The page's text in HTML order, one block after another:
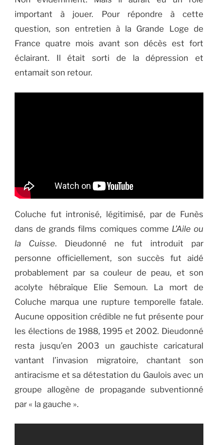
important à jouer. Pour répondre à cette
question, son entretien à la Grande Loge de
France quatre mois avant son décès est fort
éclairant. Il était sorti de la dépression et
entamait son retour.
Coluche fut intronisé, légitimisé, par de Funès
dans de grands films comiques comme L’Aile ou
la Cuisse. Dieudonné ne fut introduit par
personne officiellement, son succès fut aidé
probablement par sa couleur de peau, et son
acolyte hébraïque Elie Semoun. La mort de
Coluche marqua une rupture temporelle fatale.
Aucune opposition crédible ne fut présente pour
les élections de 1988, 1995 et 2002. Dieudonné
resta jusqu’en 2003 un gauchiste caricatural
vantant l’invasion migratoire, chantant son
antiracisme et sa détestation du Gaulois avec un
groupe allogène de propagande subventionné
par « la gauche ».